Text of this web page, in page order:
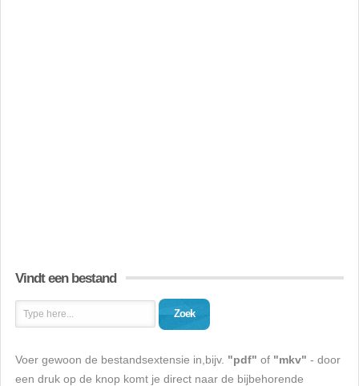
Vindt een bestand
Zoek
Voer gewoon de bestandsextensie in,bijv. "pdf" of "mkv" - door
een druk op de knop komt je direct naar de bijbehorende